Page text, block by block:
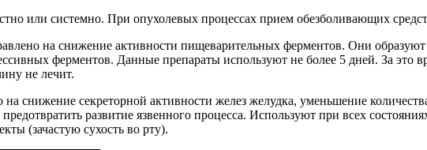
или системно. При опухолевых процессах прием обезболивающих
на снижение активности пищеварительных ферментов. Они
ферментов. Данные препараты используют не более 5 дней. За это
не лечит.
снижение секреторной активности желез желудка, уменьшение
развитие язвенного процесса. Используют при всех
(зачастую сухость во рту).